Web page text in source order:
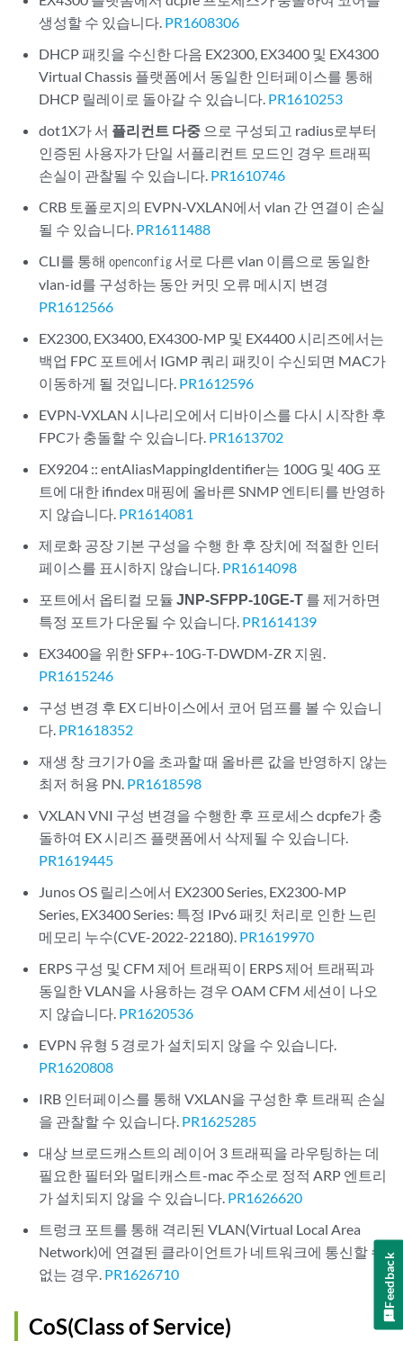
생성할 수 있습니다. PR1608306
DHCP 패킷을 수신한 다음 EX2300, EX3400 및 EX4300
Virtual Chassis 플랫폼에서 동일한 인터페이스를 통해
DHCP 릴레이로 돌아갈 수 있습니다. PR1610253
dot1X가 서 플리컨트 다중 으로 구성되고 radius로부터
인증된 사용자가 단일 서플리컨트 모드인 경우 트래픽
손실이 관찰될 수 있습니다. PR1610746
CRB 토폴로지의 EVPN-VXLAN에서 vlan 간 연결이 손실
될 수 있습니다. PR1611488
CLI를 통해openconfig 서로 다른 vlan 이름으로 동일한
vlan-id를 구성하는 동안 커밋 오류 메시지 변경
PR1612566
EX2300, EX3400, EX4300-MP 및 EX4400 시리즈에서는
백업 FPC 포트에서 IGMP 쿼리 패킷이 수신되면 MAC가
이동하게 될 것입니다. PR1612596
EVPN-VXLAN 시나리오에서 디바이스를 다시 시작한 후
FPC가 충돌할 수 있습니다. PR1613702
EX9204 :: entAliasMappingIdentifier는 100G 및 40G 포
트에 대한 ifindex 매핑에 올바른 SNMP 엔티티를 반영하
지 않습니다. PR1614081
제로화 공장 기본 구성을 수행 한 후 장치에 적절한 인터
페이스를 표시하지 않습니다. PR1614098
포트에서 옵티컬 모듈JNP-SFPP-10GE-T 를 제거하면
특정 포트가 다운될 수 있습니다. PR1614139
EX3400을 위한 SFP+-10G-T-DWDM-ZR 지원.
PR1615246
구성 변경 후 EX 디바이스에서 코어 덤프를 볼 수 있습니
다. PR1618352
재생 창 크기가 0을 초과할 때 올바른 값을 반영하지 않는
최저 허용 PN. PR1618598
VXLAN VNI 구성 변경을 수행한 후 프로세스 dcpfe가 충
돌하여 EX 시리즈 플랫폼에서 삭제될 수 있습니다.
PR1619445
Junos OS 릴리스에서 EX2300 Series, EX2300-MP
Series, EX3400 Series: 특정 IPv6 패킷 처리로 인한 느린
메모리 누수(CVE-2022-22180). PR1619970
ERPS 구성 및 CFM 제어 트래픽이 ERPS 제어 트래픽과
동일한 VLAN을 사용하는 경우 OAM CFM 세션이 나오
지 않습니다. PR1620536
EVPN 유형 5 경로가 설치되지 않을 수 있습니다.
PR1620808
IRB 인터페이스를 통해 VXLAN을 구성한 후 트래픽 손실
을 관찰할 수 있습니다. PR1625285
대상 브로드캐스트의 레이어 3 트래픽을 라우팅하는 데
필요한 필터와 멀티캐스트-mac 주소로 정적 ARP 엔트리
가 설치되지 않을 수 있습니다. PR1626620
트렁크 포트를 통해 격리된 VLAN(Virtual Local Area
Network)에 연결된 클라이언트가 네트워크에 통신할 수
없는 경우. PR1626710
CoS(Class of Service)
Feedback